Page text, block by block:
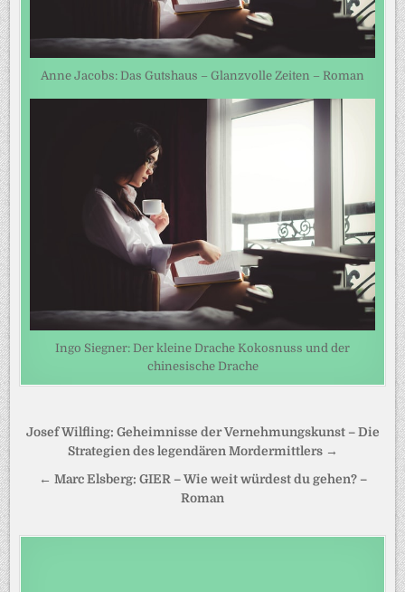
Anne Jacobs: Das Gutshaus – Glanzvolle Zeiten – Roman
Ingo Siegner: Der kleine Drache Kokosnuss und der
chinesische Drache
Beitragsnavigation
Josef Wilfling: Geheimnisse der Vernehmungskunst – Die
Strategien des legendären Mordermittlers →
← Marc Elsberg: GIER – Wie weit würdest du gehen? –
Roman